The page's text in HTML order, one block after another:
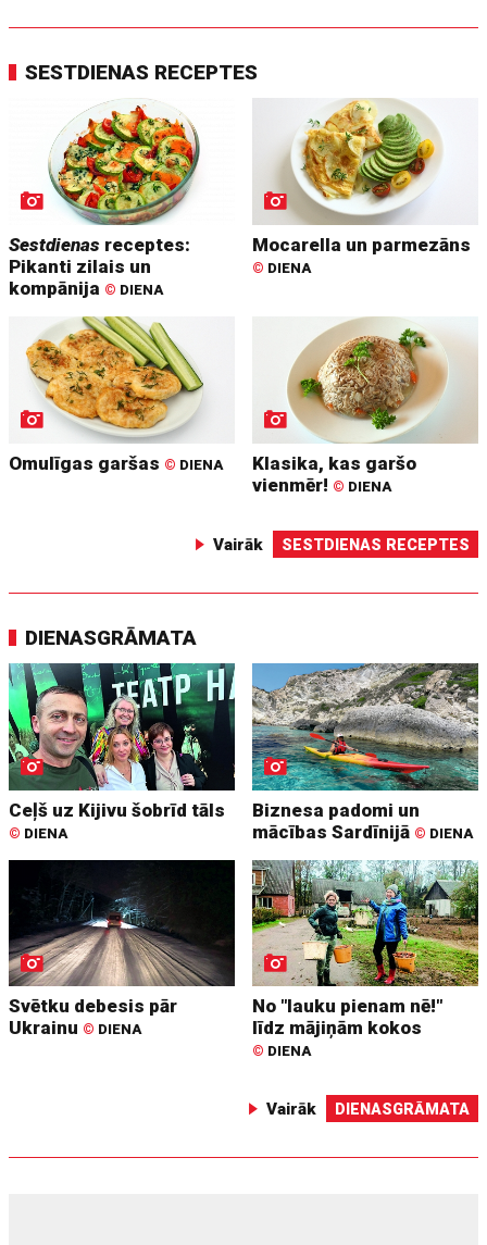
SESTDIENAS RECEPTES
Sestdienas receptes:
Pikanti zilais un
kompānija © DIENA
Mocarella un parmezāns
© DIENA
Omulīgas garšas © DIENA
Klasika, kas garšo
vienmēr! © DIENA
Vairāk SESTDIENAS RECEPTES
DIENASGRĀMATA
Ceļš uz Kijivu šobrīd tāls
© DIENA
Biznesa padomi un
mācības Sardīnijā © DIENA
Svētku debesis pār
Ukrainu © DIENA
No "lauku pienam nē!"
līdz mājiņām kokos
© DIENA
Vairāk DIENASGRĀMATA